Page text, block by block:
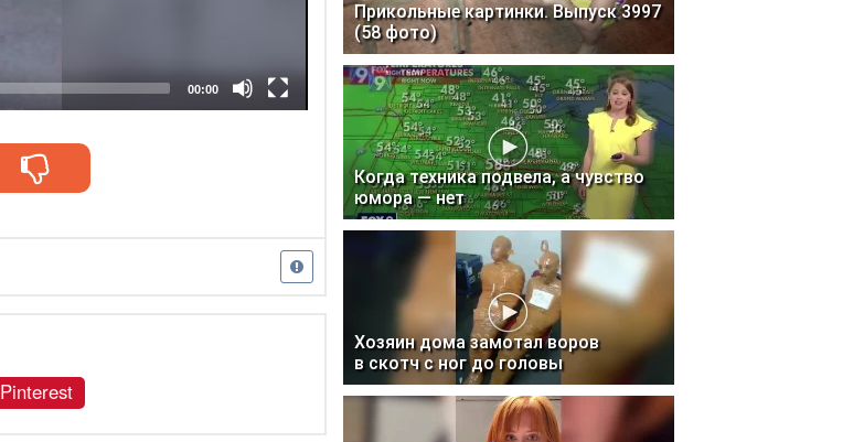
00:00
Pinterest
Прикольные картинки. Выпуск 3997
(58 фото)
Когда техника подвела, а чувство
юмора — нет
Хозяин дома замотал воров
в скотч с ног до головы